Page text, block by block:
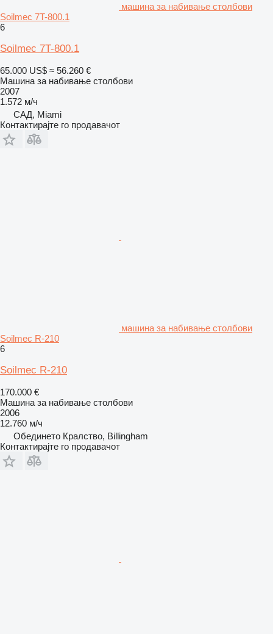
машина за набивање столбови
Soilmec 7T-800.1
6
Soilmec 7T-800.1
65.000 US$ ≈ 56.260 €
Машина за набивање столбови
2007
1.572 м/ч
САД, Miami
Контактирајте го продавачот
машина за набивање столбови
Soilmec R-210
6
Soilmec R-210
170.000 €
Машина за набивање столбови
2006
12.760 м/ч
Обединето Кралство, Billingham
Контактирајте го продавачот